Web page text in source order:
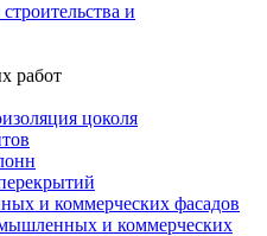
и
работ
цоколя
и коммерческих фасадов
и коммерческих